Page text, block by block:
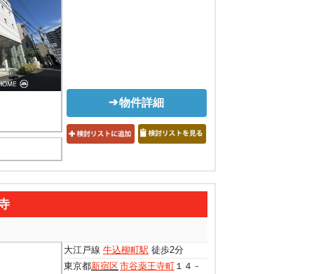
物件詳細
大江戸線 牛込柳町駅 徒歩2分
東京都新宿区市谷薬王寺町 １４－１７